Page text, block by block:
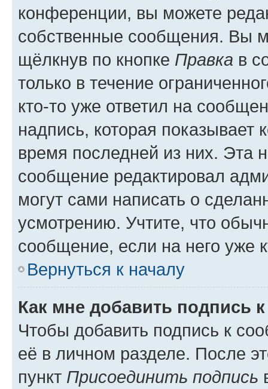
конференции, вы можете
собственные сообщения. Вы
щёлкнув по кнопке Правка в
только в течение
кто-то уже ответил на
надпись, которая показывает
время последней из них. Эта
сообщение редактировал
могут сами написать о
усмотрению. Учтите, что
сообщение, если на него уже
Вернуться к началу
Как мне добавить подпись
Чтобы добавить подпись к
её в личном разделе. После
пункт Присоединить подпись